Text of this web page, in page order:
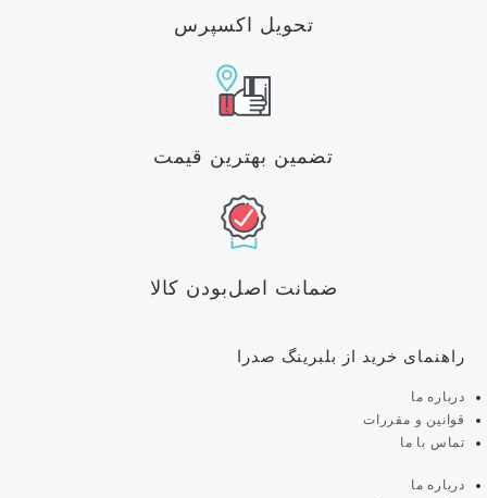
تحویل اکسپرس
تضمین بهترین قیمت
ضمانت اصل‌بودن کالا
راهنمای خرید از بلبرینگ صدرا
درباره ما
قوانین و مقررات
تماس با ما
درباره ما